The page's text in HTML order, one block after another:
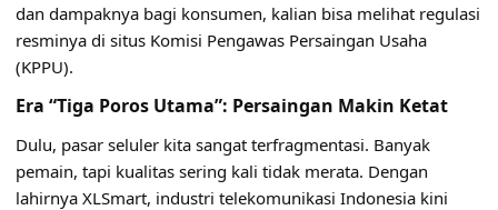
dan dampaknya bagi konsumen, kalian bisa melihat regulasi
resminya di situs Komisi Pengawas Persaingan Usaha
(KPPU).
Era “Tiga Poros Utama”: Persaingan Makin Ketat
Dulu, pasar seluler kita sangat terfragmentasi. Banyak
pemain, tapi kualitas sering kali tidak merata. Dengan
lahirnya XLSmart, industri telekomunikasi Indonesia kini